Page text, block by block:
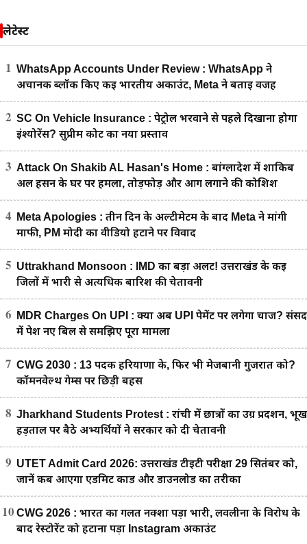
लेटेस्ट
1 WhatsApp Accounts Under Review : WhatsApp ने
अचानक ब्लॉक किए कई भारतीय अकाउंट, Meta ने बताई वजह
2 SC On Vehicle Insurance : पेट्रोल भरवाने से पहले दिखाना होगा
इंश्योरेंस? सुप्रीम कोर्ट का नया प्रस्ताव
3 Attack On Shakib AL Hasan's Home : बांग्लादेश में शाकिब
अल हसन के घर पर हमला, तोड़फोड़ और आग लगाने की कोशिश
4
Meta Apologies : तीन दिन के अल्टीमेटम के बाद Meta ने मांगी
माफी, PM मोदी का वीडियो हटाने पर विवाद
5 Uttrakhand Monsoon : IMD का बड़ा अलर्ट! उत्तराखंड के कई
जिलों में भारी से अत्यधिक बारिश की चेतावनी
6
MDR Charges On UPI : क्या अब UPI पेमेंट पर लगेगा चार्ज? संसद
में पेश नए बिल से समझिए पूरा मामला
7 CWG 2030 : 13 पदक हरियाणा के, फिर भी मेजबानी गुजरात को?
कॉमनवेल्थ गेम्स पर छिड़ी बहस
8 Jharkhand Students Protest : रांची में छात्रों का उग्र प्रदर्शन, भूख
हड़ताल पर बैठे अभ्यर्थियों ने सरकार को दी चेतावनी
9 UTET Admit Card 2026: उत्तराखंड टीईटी परीक्षा 29 सितंबर को,
जानें कब आएगा एडमिट कार्ड और डाउनलोड का तरीका
10 CWG 2026 : भारत का गलत नक्शा पड़ा भारी, लवलीना के विरोध के
बाद रेस्टोरेंट को हटाना पड़ा Instagram अकाउंट